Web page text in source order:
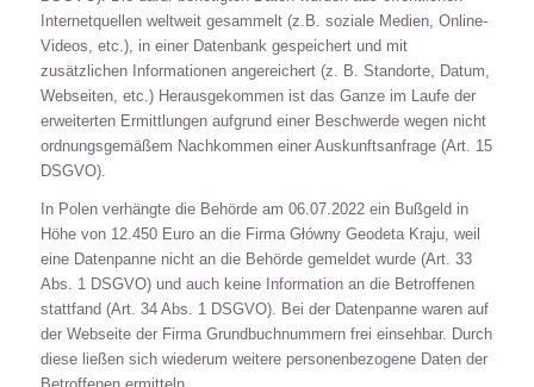
Internetquellen weltweit gesammelt (z.B. soziale Medien, Online-
Videos, etc.), in einer Datenbank gespeichert und mit
zusätzlichen Informationen angereichert (z. B. Standorte, Datum,
Webseiten, etc.) Herausgekommen ist das Ganze im Laufe der
erweiterten Ermittlungen aufgrund einer Beschwerde wegen nicht
ordnungsgemäßem Nachkommen einer Auskunftsanfrage (Art. 15
DSGVO).
In Polen verhängte die Behörde am 06.07.2022 ein Bußgeld in
Höhe von 12.450 Euro an die Firma Główny Geodeta Kraju, weil
eine Datenpanne nicht an die Behörde gemeldet wurde (Art. 33
Abs. 1 DSGVO) und auch keine Information an die Betroffenen
stattfand (Art. 34 Abs. 1 DSGVO). Bei der Datenpanne waren auf
der Webseite der Firma Grundbuchnummern frei einsehbar. Durch
diese ließen sich wiederum weitere personenbezogene Daten der